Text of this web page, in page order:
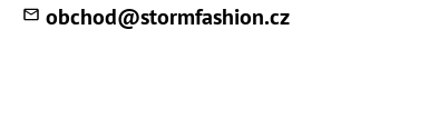
obchod@stormfashion.cz